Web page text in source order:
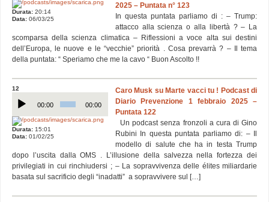
Durata: 20:14
Data: 06/03/25
2025 – Puntata n° 123
In questa puntata parliamo di : – Trump:
attacco alla scienza o alla libertà ? – La
scomparsa della scienza climatica – Riflessioni a voce alta sui destini
dell’Europa, le nuove e le “vecchie” priorità . Cosa prevarrà ? – Il tema
della puntata: “ Speriamo che me la cavo “ Buon Ascolto !!
12
Player
00:00 00:00
Durata: 15:01
Data: 01/02/25
Caro Musk su Marte vacci tu ! Podcast di
Diario Prevenzione 1 febbraio 2025 –
Puntata 122
Un podcast senza fronzoli a cura di Gino
Rubini In questa puntata parliamo di: – Il
modello di salute che ha in testa Trump
dopo l’uscita dalla OMS . L’illusione della salvezza nella fortezza dei
privilegiati in cui rinchiudersi ; – La sopravvivenza delle élites miliardarie
basata sul sacrificio degli “inadatti” a sopravvivere sul […]